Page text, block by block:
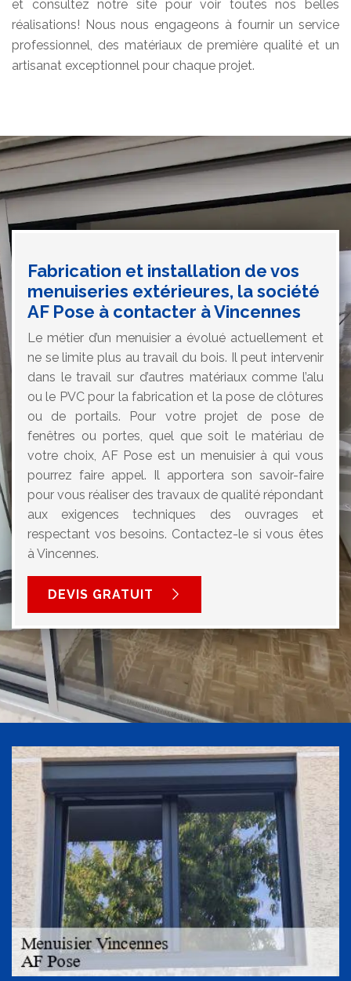
et consultez notre site pour voir toutes nos belles
réalisations! Nous nous engageons à fournir un service
professionnel, des matériaux de première qualité et un
artisanat exceptionnel pour chaque projet.
Fabrication et installation de vos
menuiseries extérieures, la société
AF Pose à contacter à Vincennes
Le métier d’un menuisier a évolué actuellement et
ne se limite plus au travail du bois. Il peut intervenir
dans le travail sur d’autres matériaux comme l’alu
ou le PVC pour la fabrication et la pose de clôtures
ou de portails. Pour votre projet de pose de
fenêtres ou portes, quel que soit le matériau de
votre choix, AF Pose est un menuisier à qui vous
pourrez faire appel. Il apportera son savoir-faire
pour vous réaliser des travaux de qualité répondant
aux exigences techniques des ouvrages et
respectant vos besoins. Contactez-le si vous êtes
à Vincennes.
DEVIS GRATUIT